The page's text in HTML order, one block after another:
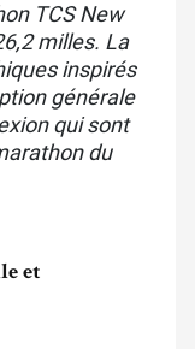
TCS New
milles. La
inspirés
générale
qui sont
du
et